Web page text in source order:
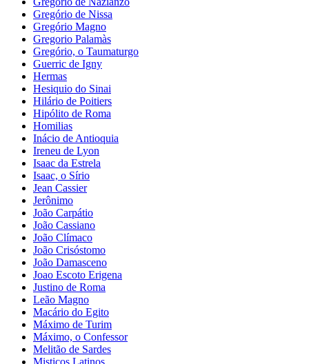
Gregório de Nissa
Gregório Magno
Gregorio Palamàs
Gregório, o Taumaturgo
Guerric de Igny
Hermas
Hesiquio do Sinai
Hilário de Poitiers
Hipólito de Roma
Homilias
Inácio de Antioquia
Ireneu de Lyon
Isaac da Estrela
Isaac, o Sírio
Jean Cassier
Jerônimo
João Carpátio
João Cassiano
João Clímaco
João Crisóstomo
João Damasceno
Joao Escoto Erigena
Justino de Roma
Leão Magno
Macário do Egito
Máximo de Turim
Máximo, o Confessor
Melitão de Sardes
Misticos Latinos